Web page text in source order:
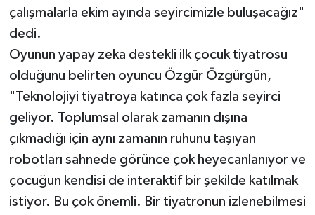
çalışmalarla ekim ayında seyircimizle buluşacağız"
dedi.
Oyunun yapay zeka destekli ilk çocuk tiyatrosu
olduğunu belirten oyuncu Özgür Özgürgün,
"Teknolojiyi tiyatroya katınca çok fazla seyirci
geliyor. Toplumsal olarak zamanın dışına
çıkmadığı için aynı zamanın ruhunu taşıyan
robotları sahnede görünce çok heyecanlanıyor ve
çocuğun kendisi de interaktif bir şekilde katılmak
istiyor. Bu çok önemli. Bir tiyatronun izlenebilmesi